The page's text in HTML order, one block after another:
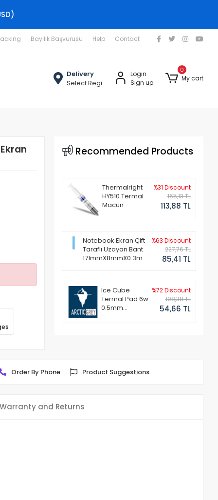
Bayilik Başvurusu Help Contact
Delivery
Select Region
Login
Sign up
0
My cart
Recommended Products
Thermalright
HY510 Termal
Macun
%31 Discount
165,13 TL
113,88 TL
Notebook Ekran Çift
Taraflı Uzayan Bant
171mmX8mmX0.3mm
%63 Discount
227,76 TL
85,41 TL
Ice Cube
Termal Pad 6w
0.5mm
%72 Discount
198,38 TL
54,66 TL
Order By Phone Product Suggestions
Warranty and Returns